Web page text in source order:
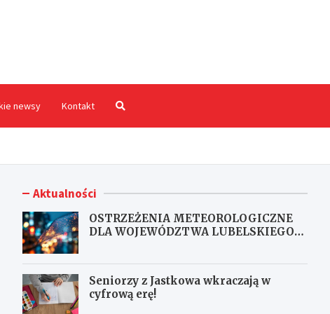
newsy Kontakt
Aktualności
OSTRZEŻENIA METEOROLOGICZNE
DLA WOJEWÓDZTWA LUBELSKIEGO
Seniorzy z Jastkowa wkraczają w
cyfrową erę!